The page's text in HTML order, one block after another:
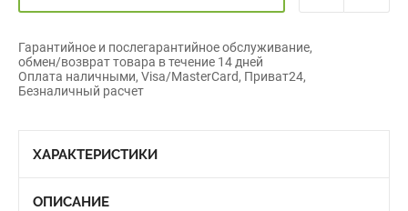
Гарантийное и послегарантийное обслуживание,
обмен/возврат товара в течение 14 дней
Оплата наличными, Visa/MasterCard, Приват24,
Безналичный расчет
ХАРАКТЕРИСТИКИ
ОПИСАНИЕ